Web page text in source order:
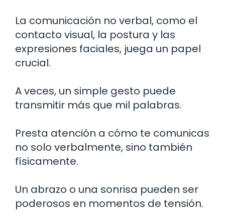
La comunicación no verbal, como el
contacto visual, la postura y las
expresiones faciales, juega un papel
crucial.
A veces, un simple gesto puede
transmitir más que mil palabras.
Presta atención a cómo te comunicas
no solo verbalmente, sino también
físicamente.
Un abrazo o una sonrisa pueden ser
poderosos en momentos de tensión.